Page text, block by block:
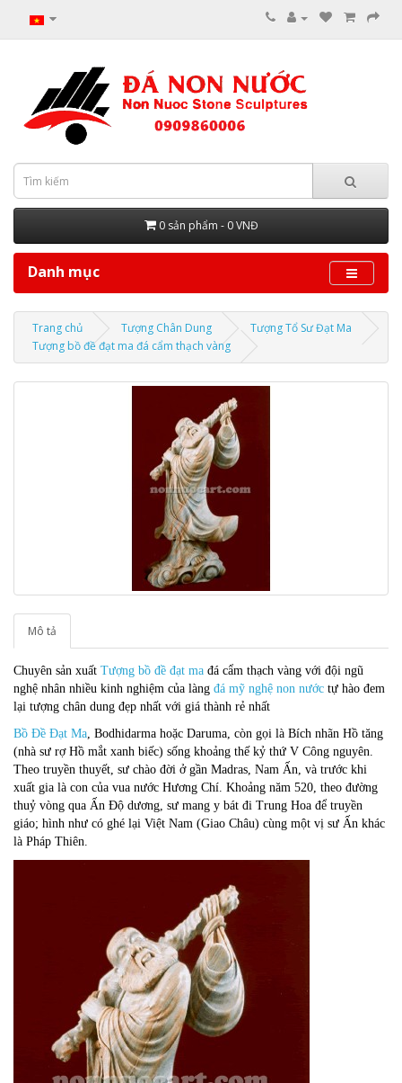
0 sản phẩm - 0 VNĐ
Danh mục
Trang chủ Tượng Chân Dung
Tượng Tổ Sư Đạt Ma
Tượng bồ đề đạt ma đá cẩm thạch vàng
Mô tả
Chuyên sản xuất Tượng bồ đề đạt ma đá cẩm thạch vàng với đội ngũ
nghệ nhân nhiều kinh nghiệm của làng đá mỹ nghệ non nước tự hào đem
lại tượng chân dung đẹp nhất với giá thành rẻ nhất
Bồ Ðề Ðạt Ma, Bodhidarma hoặc Daruma, còn gọi là Bích nhãn Hồ tăng
(nhà sư rợ Hồ mắt xanh biếc) sống khoảng thế kỷ thứ V Công nguyên.
Theo truyền thuyết, sư chào đời ở gần Madras, Nam Ấn, và trước khi
xuất gia là con của vua nước Hương Chí. Khoảng năm 520, theo đường
thuỷ vòng qua Ấn Ðộ dương, sư mang y bát đi Trung Hoa để truyền
giáo; hình như có ghé lại Việt Nam (Giao Châu) cùng một vị sư Ấn khác
là Pháp Thiên.